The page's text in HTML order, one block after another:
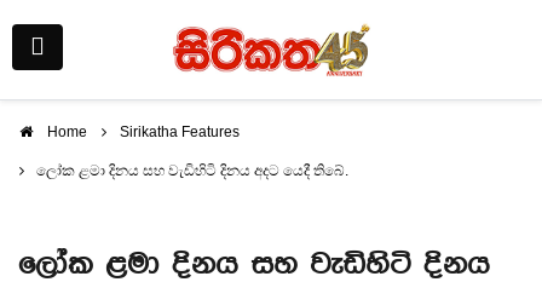
Home Sirikatha Features
‍ලෝක ළමා දිනය සහ වැඩිහිටි දිනය අදට යෙදී තිබේ.
‍ලෝක ළමා දිනය සහ වැඩිහිටි දිනය